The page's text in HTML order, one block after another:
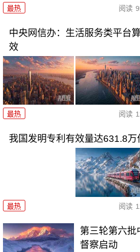
最热 阅读
中央网信办：生活服务类平台
效
最热 阅读
我国发明专利有效量达631.8万
最热 阅读
第三轮第六批
督察启动